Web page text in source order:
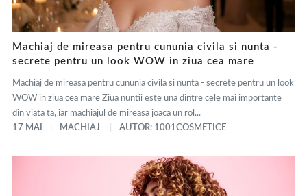
Machiaj de mireasa pentru cununia civila si nunta -
secrete pentru un look WOW in ziua cea mare
Machiaj de mireasa pentru cununia civila si nunta - secrete pentru un look
WOW in ziua cea mare Ziua nuntii este una dintre cele mai importante
din viata ta, iar machiajul de mireasa joaca un rol...
17 MAI
MACHIAJ AUTOR: 1001COSMETICE